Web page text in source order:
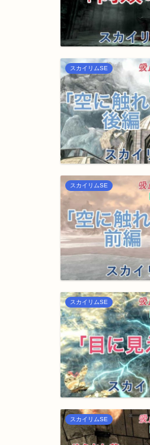
スカイリムSE
スカイリムSE
スカイリムSE
スカイリムSE